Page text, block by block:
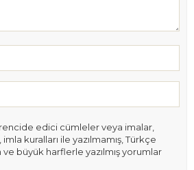
edici cümleler veya imalar,
kuralları ile yazılmamış, Türkçe
büyük harflerle yazılmış yorumlar